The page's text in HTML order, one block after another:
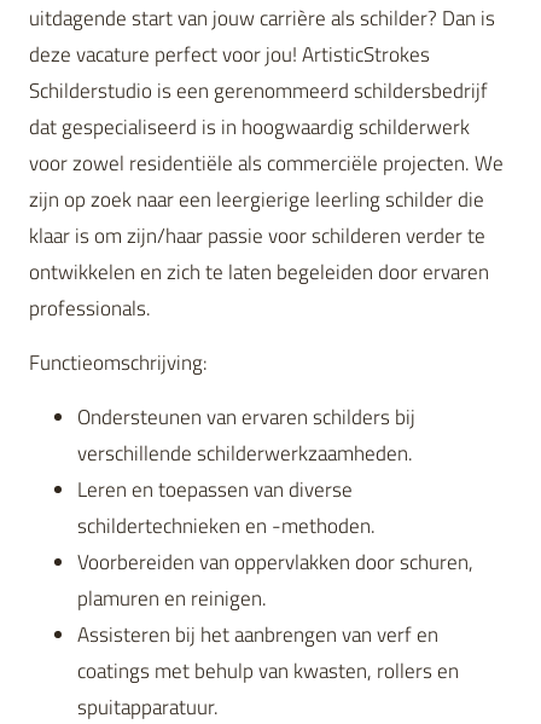
uitdagende start van jouw carrière als schilder? Dan is
deze vacature perfect voor jou! ArtisticStrokes
Schilderstudio is een gerenommeerd schildersbedrijf
dat gespecialiseerd is in hoogwaardig schilderwerk
voor zowel residentiële als commerciële projecten. We
zijn op zoek naar een leergierige leerling schilder die
klaar is om zijn/haar passie voor schilderen verder te
ontwikkelen en zich te laten begeleiden door ervaren
professionals.
Functieomschrijving:
Ondersteunen van ervaren schilders bij
verschillende schilderwerkzaamheden.
Leren en toepassen van diverse
schildertechnieken en -methoden.
Voorbereiden van oppervlakken door schuren,
plamuren en reinigen.
Assisteren bij het aanbrengen van verf en
coatings met behulp van kwasten, rollers en
spuitapparatuur.